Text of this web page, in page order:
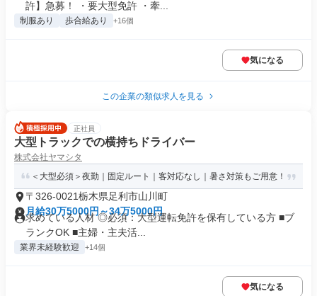
許】急募！ ・要大型免許 ・牽...
制服あり 歩合給あり +16個
気になる
この企業の類似求人を見る
正社員
大型トラックでの横持ちドライバー
株式会社ヤマシタ
＜大型必須＞夜勤｜固定ルート｜客対応なし｜暑さ対策もご用意！
〒326-0021栃木県足利市山川町
月給30万5000円～34万5000円
求めている人材 ◎必須：大型運転免許を保有している方 ■ブ
ランクOK ■主婦・主夫活...
業界未経験歓迎 +14個
気になる